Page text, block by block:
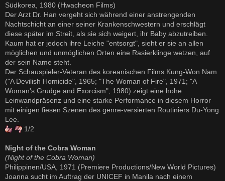
Südkorea, 1980 (Hwacheon Films)
Der Arzt Dr. Han vergeht sich während einer anstrengenden
Nachtschicht an einer seiner Krankenschwestern und erschlägt
diese später im Streit, als sie sich weigert, ihr Baby abzutreiben.
Kaum hat er jedoch ihre Leiche "entsorgt", sieht er sie an allen
möglichen und unmöglichen Orten eine Rasierklinge wetzen, auf
der sein Name steht.
Der Schauspieler-Veteran des koreanischen Films Kung-Won Nam
("A Devilish Homicide", 1965; "The Woman of Fire", 1971; "A
Woman's Grudge and Exorcism", 1980) zeigt eine hohe
Leinwandpräsenz und eine starke Performance in diesem Horror
mit einigen fiesen Szenen des genre-versierten Routiniers Du-Yong
Lee.
1/2
Night of the Cobra Woman
(Night of the Cobra Woman)
Philippinen/USA, 1971 (Premiere Productions/New World Pictures)
Joanna sucht im Auftrag der UNICEF in Manila nach einem